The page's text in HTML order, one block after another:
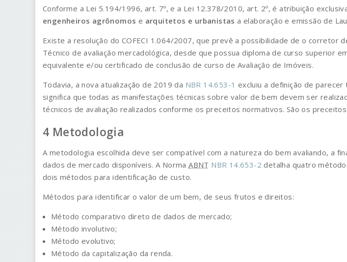
Conforme a Lei 5.194/1996, art. 7º, e a Lei 12.378/2010, art. 2º, é atribuição
engenheiros agrônomos e arquitetos e urbanistas a elaboração e emissão de
Existe a resolução do COFECI 1.064/2007, que prevê a possibilidade de o corretor
Técnico de avaliação mercadológica, desde que possua diploma de curso superior
equivalente e/ou certificado de conclusão de curso de Avaliação de Imóveis.
Todavia, a nova atualização de 2019 da NBR 14.653-1 excluiu a definição de
significa que todas as manifestações técnicas sobre valor de bem devem ser
técnicos de avaliação realizados conforme os preceitos normativos. São os
Metodologia
A metodologia escolhida deve ser compatível com a natureza do bem avaliando, a
dados de mercado disponíveis. A NormaABNT NBR 14.653-2 detalha quatro
dois métodos para identificação de custo.
Métodos para identificar o valor de um bem, de seus frutos e direitos:
Método comparativo direto de dados de mercado;
Método involutivo;
Método evolutivo;
Método da capitalização da renda.